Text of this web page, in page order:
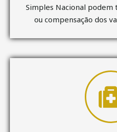
Simples Nacional
ou compensação dos